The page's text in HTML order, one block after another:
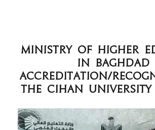
Ministry of Higher
in Baghdad
accreditation/
The Cihan